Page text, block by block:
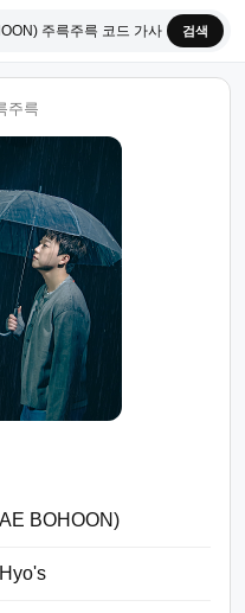
검색
주륵
BOHOON)